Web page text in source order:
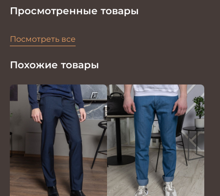
Просмотренные товары
Посмотреть все
Похожие товары